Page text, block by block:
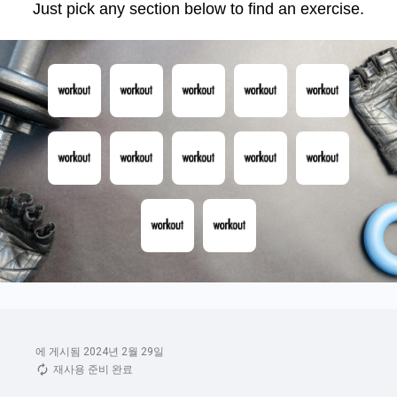
에 게시됨 2024년 2월 29일
재사용 준비 완료